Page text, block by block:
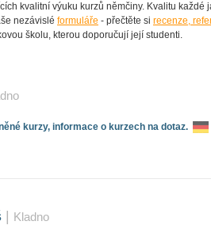
kvalitní výuku kurzů němčiny. Kvalitu každé
nezávislé formuláře - přečtěte si recenze,
školu, kterou doporučují její studenti.
kurzy, informace o kurzech na dotaz.
Kladno